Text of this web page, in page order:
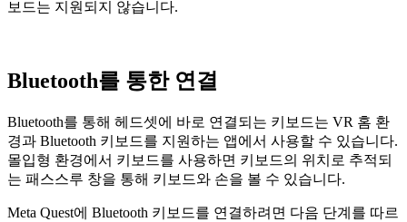
보드는 지원되지 않습니다.
Bluetooth를 통한 연결
Bluetooth를 통해 헤드셋에 바로 연결되는 키보드는 VR 홈 환
경과 Bluetooth 키보드를 지원하는 앱에서 사용할 수 있습니다.
몰입형 환경에서 키보드를 사용하면 키보드의 위치로 추적되
는 패스스루 창을 통해 키보드와 손을 볼 수 있습니다.
Meta Quest에 Bluetooth 키보드를 연결하려면 다음 단계를 따르